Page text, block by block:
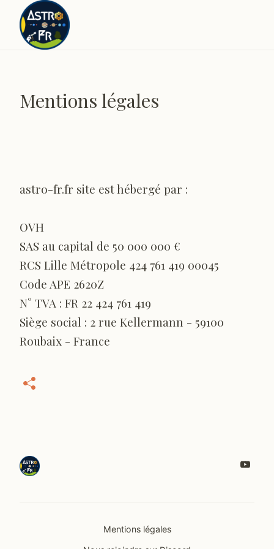
Mentions légales
astro-fr.fr site est hébergé par :
OVH
SAS au capital de 50 000 000 €
RCS Lille Métropole 424 761 419 00045
Code APE 2620Z
N° TVA : FR 22 424 761 419
Siège social : 2 rue Kellermann - 59100
Roubaix - France
Mentions légales